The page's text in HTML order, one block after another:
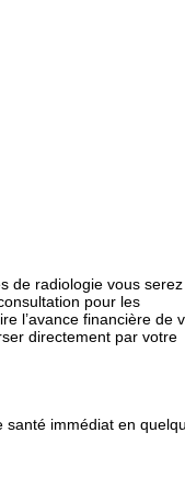
de radiologie vous
pour les
l’avance financière de
directement par votre
santé immédiat en